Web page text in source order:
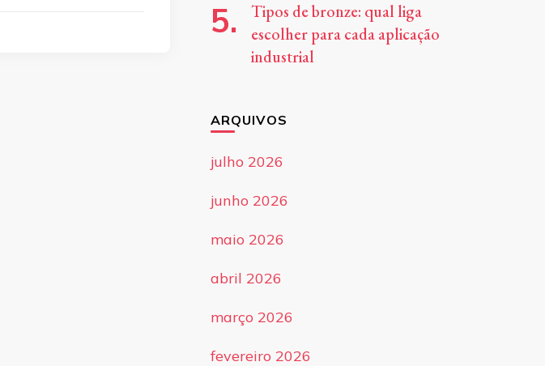
Tipos de bronze: qual liga
escolher para cada aplicação
industrial
ARQUIVOS
julho 2026
junho 2026
maio 2026
abril 2026
março 2026
fevereiro 2026